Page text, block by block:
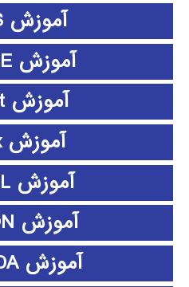
آموزش HFSS
آموزش HSPICE
آموزش L-Edit
آموزش Latex
آموزش LISREL
آموزش LUMION
آموزش MAXQDA